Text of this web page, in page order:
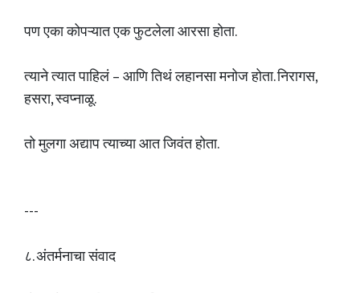
पण एका कोपऱ्यात एक फुटलेला आरसा होता.
त्याने त्यात पाहिलं – आणि तिथं लहानसा मनोज होता. निरागस,
हसरा, स्वप्नाळू.
तो मुलगा अद्याप त्याच्या आत जिवंत होता.
---
८. अंतर्मनाचा संवाद